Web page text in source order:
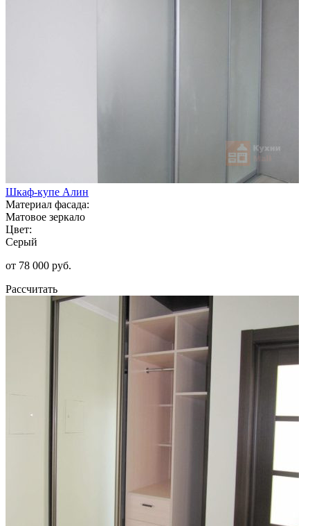
Шкаф-купе Алин
Материал фасада:
Матовое зеркало
Цвет:
Серый
от 78 000 руб.
Рассчитать